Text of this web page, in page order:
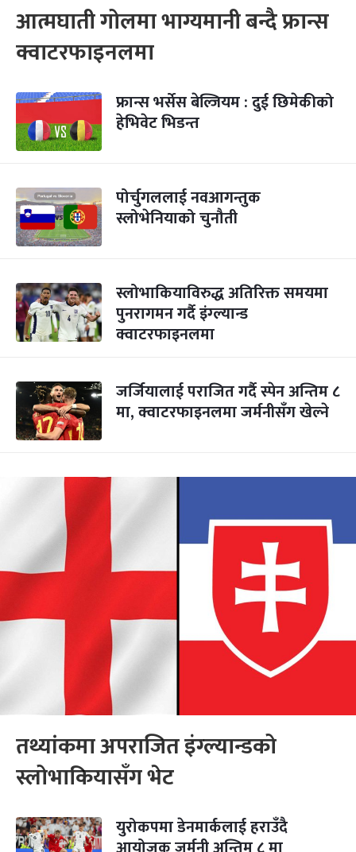
आत्मघाती गोलमा भाग्यमानी बन्दै फ्रान्स
क्वाटरफाइनलमा
फ्रान्स भर्सेस बेल्जियम : दुई छिमेकीको
हेभिवेट भिडन्त
पोर्चुगललाई नवआगन्तुक
स्लोभेनियाको चुनौती
स्लोभाकियाविरुद्ध अतिरिक्त समयमा
पुनरागमन गर्दै इंग्ल्यान्ड
क्वाटरफाइनलमा
जर्जियालाई पराजित गर्दै स्पेन अन्तिम ८
मा, क्वाटरफाइनलमा जर्मनीसँग खेल्ने
तथ्यांकमा अपराजित इंग्ल्यान्डको
स्लोभाकियासँग भेट
युरोकपमा डेनमार्कलाई हराउँदै